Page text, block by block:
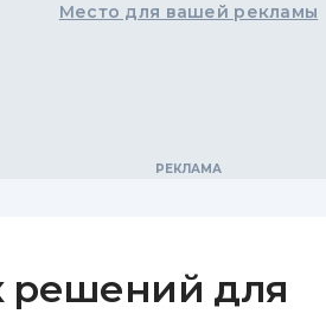
Место для вашей рекламы
решений для